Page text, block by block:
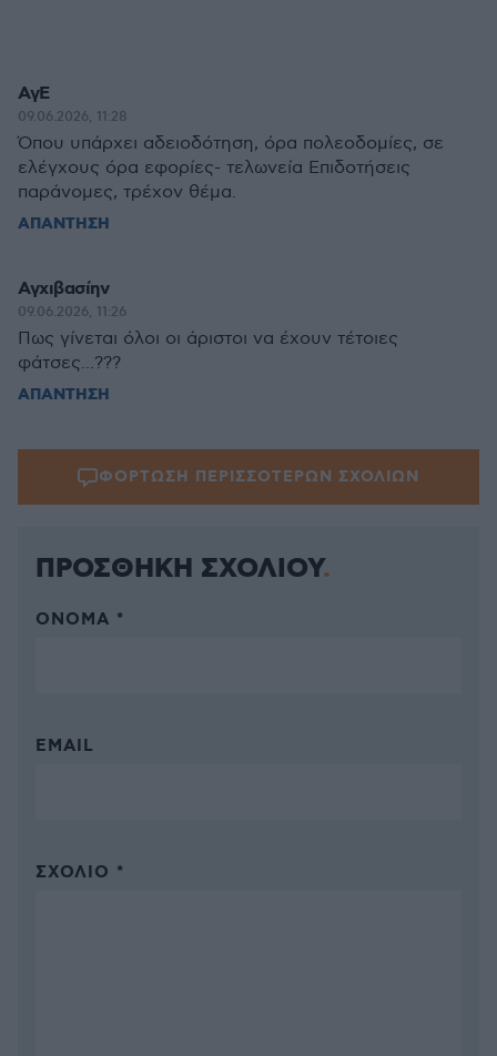
ΑγΕ
09.06.2026, 11:28
Όπου υπάρχει αδειοδότηση, όρα πολεοδομίες, σε
ελέγχους όρα εφορίες- τελωνεία Επιδοτήσεις
παράνομες, τρέχον θέμα.
ΑΠΑΝΤΗΣΗ
Αγχιβασίην
09.06.2026, 11:26
Πως γίνεται όλοι οι άριστοι να έχουν τέτοιες
φάτσες...???
ΑΠΑΝΤΗΣΗ
ΦΟΡΤΩΣΗ ΠΕΡΙΣΣΟΤΕΡΩΝ ΣΧΟΛΙΩΝ
ΠΡΟΣΘΗΚΗ ΣΧΟΛΙΟΥ
ΌΝΟΜΑ *
EMAIL
ΣΧΌΛΙΟ *